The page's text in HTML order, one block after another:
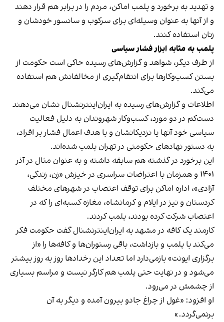
و تهدید به برخورد و پلمب اماکن، مردم را در برابر هم قرار دهند
و از آنها به عنوان وسیله‌ای برای سرکوب و سانسور خودشان و
زنان استفاده کنند.
پلمب به مثابه ابزار فشار سیاسی
از طرف دیگر، شواهد و گزارش‌های رسیده حاکی است حکومت از
بستن کسب‌وکارها برای انتقام‌گیری از مخالفانش هم استفاده
می‌کند.
اطلاعات و گزارش‌های رسیده به ایران‌اینترنشنال نشان می‌دهند
دست‌کم در دو مورد، کسب‌وکار شهروندان به دلیل فعالیت
سیاسی خود آنها یا نزدیکانشان و با هدف اعمال فشار بر افراد،
به دستور نهادهای حکومتی در تهران پلمب شده‌اند.
این برخورد در گذشته هم سابقه داشته و به عنوان مثال در آذر
۱۴۰۱ و همزمان با اعتراضات سراسری در خیزش «زن، زندگی،
آزادی»، اداره اماکن برای توقف اعتصاب در شهرهای مختلف
کردستان و نیز در ایلام و کرمانشاه، مغازه کسبه‌ای را که در
اعتصاب شرکت کرده بودند، پلمب کردند.
کارمند یک کافه در مشهد به ایران‌اینترنشنال گفت حکومت فکر
می‌کند با پلمب و بازداشت، باقی رستوران‌ها و کافه‌ها را «از
برگزاری ایونت» بازمی‌دارد اما تعداد این رخدادها روز به روز بیشتر
می‌شود و در نهایت حتی پلمب هم کارگر نیست و مراسم بسیاری
از چشمش در می‌رود.
او افزود: «غول از چراغ جادو بیرون آمده و دیگر به آن
برنمی‎‌گردد.»